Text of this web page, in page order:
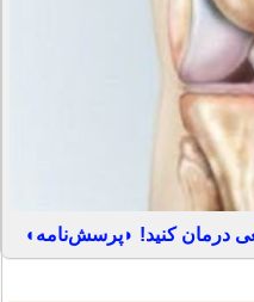
درمان کنید! ◗پرسش‌نامه◖